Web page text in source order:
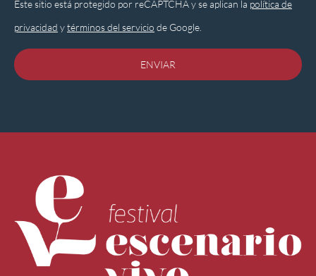
Este sitio está protegido por reCAPTCHA y se aplican la política de
privacidad ytérminos del servicio de Google.
ENVIAR